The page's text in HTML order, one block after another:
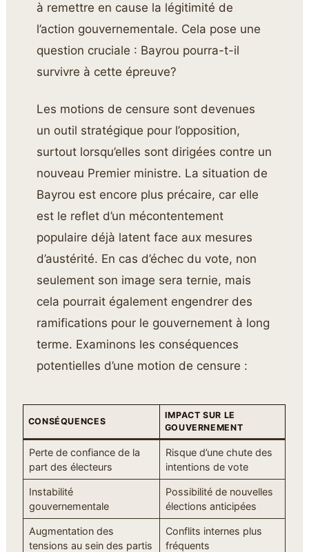
à remettre en cause la légitimité de
l’action gouvernementale. Cela pose une
question cruciale : Bayrou pourra-t-il
survivre à cette épreuve?
Les motions de censure sont devenues
un outil stratégique pour l’opposition,
surtout lorsqu’elles sont dirigées contre un
nouveau Premier ministre. La situation de
Bayrou est encore plus précaire, car elle
est le reflet d’un mécontentement
populaire déjà latent face aux mesures
d’austérité. En cas d’échec du vote, non
seulement son image sera ternie, mais
cela pourrait également engendrer des
ramifications pour le gouvernement à long
terme. Examinons les conséquences
potentielles d’une motion de censure :
CONSÉQUENCES
IMPACT SUR LE
GOUVERNEMENT
Perte de confiance de la
part des électeurs
Risque d’une chute des
intentions de vote
Instabilité
gouvernementale
Possibilité de nouvelles
élections anticipées
Augmentation des
tensions au sein des partis
Conflits internes plus
fréquents